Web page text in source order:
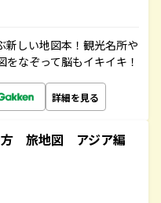
新しい地図本！観光名所や
なぞって脳もイキイキ！
詳細を見る
方 旅地図 アジア編